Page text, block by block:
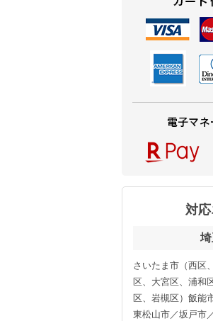
対
さいたま市（西区
区、大宮区、浦和
区、岩槻区）飯能
東松山市／坂戸市